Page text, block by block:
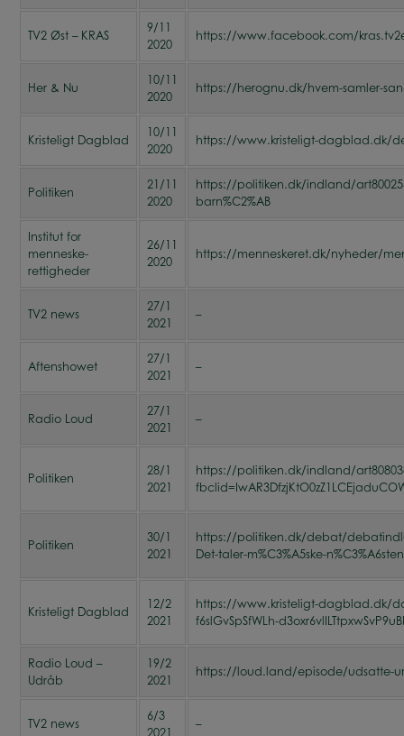
TV2 Øst – KRAS
9/11
2020
https://www.facebook.com/
Her & Nu
10/11
2020
https://herognu.dk/hvem-samler-
Kristeligt Dagblad
10/11
2020
https://www.kristeligt-dagblad.dk/
Politiken
21/11
2020
https://politiken.dk/indland/
barn%C2%AB
Institut for
menneske-
rettigheder
26/11
2020
https://menneskeret.dk/nyheder/
TV2 news
27/1
2021
–
Aftenshowet
27/1
2021
–
Radio Loud
27/1
2021
–
Politiken
28/1
2021
https://politiken.dk/indland/
Politiken
30/1
2021
https://politiken.dk/debat/
Det-taler-m%C3%A5ske-
Kristeligt Dagblad
12/2
2021
https://www.kristeligt-dagblad.dk/
f6slGvSpSfWLh-
Radio Loud –
Udråb
19/2
2021
https://loud.land/episode/udsatte-
TV2 news
6/3
2021
–